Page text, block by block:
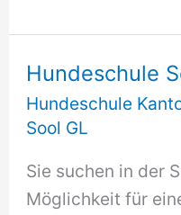
Hundeschule
Hundeschule
Sool GL
Sie suchen in der
Möglichkeit für